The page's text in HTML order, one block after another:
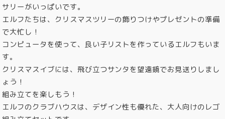
サリーがいっぱいです。
エルフたちは、クリスマスツリーの飾りつけやプレゼントの準備
で大忙し！
コンピュータを使って、良い子リストを作っているエルフもいま
す。
クリスマスイブには、飛び立つサンタを望遠鏡でお見送りしまし
ょう！
組み立てを楽しもう！
エルフのクラブハウスは、デザイン性も優れた、大人向けのレゴ